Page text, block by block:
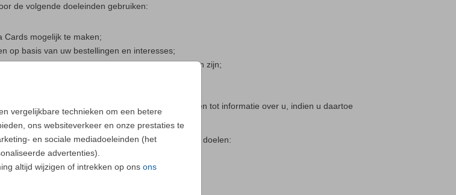
vergelijkbare technieken om een betere
ons websiteverkeer en onze prestaties te
en sociale mediadoeleinden (het
advertenties).
altijd wijzigen of intrekken op ons ons
de volgende doeleinden gebruiken:
Cards mogelijk te maken;
op basis van uw bestellingen en interesses;
te doen die interessant voor u zouden kunnen zijn;
gegevens op te stellen;
aan derden en/of derden toegang te geven tot informatie over u, indien u daartoe
op deze manieren, voor de volgende doelen: